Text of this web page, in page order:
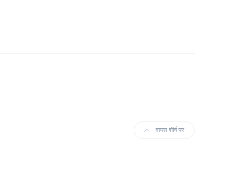
वापस शीर्ष पर